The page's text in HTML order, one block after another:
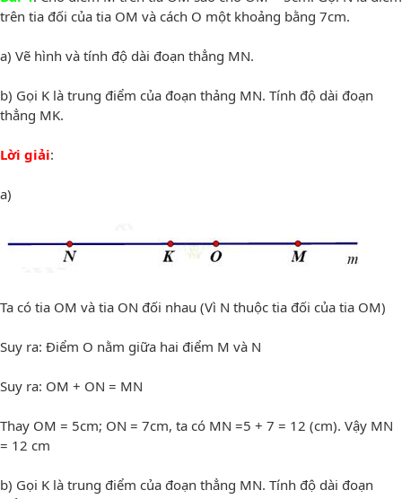
trên tia đối của tia OM và cách O một khoảng bằng 7cm.
a) Vẽ hình và tính độ dài đoạn thẳng MN.
b) Gọi K là trung điểm của đoạn thảng MN. Tính độ dài đoạn
thẳng MK.
Lời giải:
a)
Ta có tia OM và tia ON đối nhau (Vì N thuộc tia đối của tia OM)
Suy ra: Điểm O nằm giữa hai điểm M và N
Suy ra: OM + ON = MN
Thay OM = 5cm; ON = 7cm, ta có MN =5 + 7 = 12 (cm). Vậy MN
= 12 cm
b) Gọi K là trung điểm của đoạn thẳng MN. Tính độ dài đoạn